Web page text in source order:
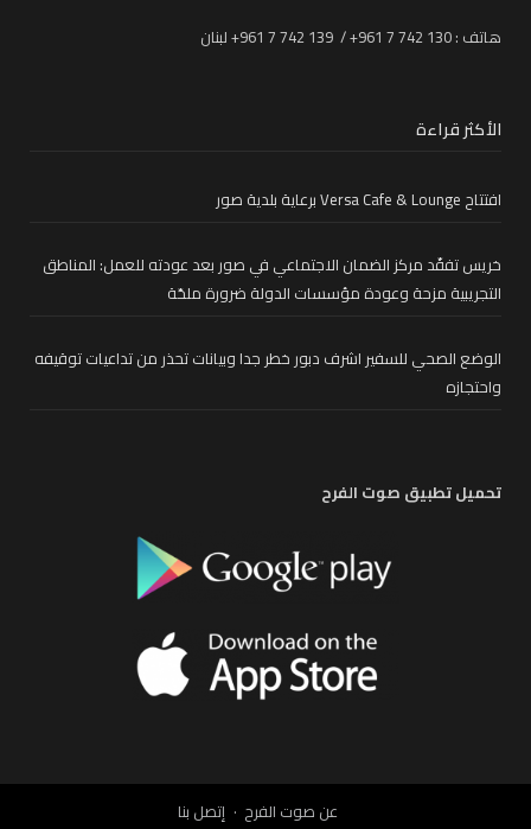
هاتف : 130 742 7 961+ / 139 742 7 961+ لبنان
الأكثر قراءة
افتتاح Versa Cafe & Lounge برعاية بلدية صور
خريس تفقّد مركز الضمان الاجتماعي في صور بعد عودته للعمل: المناطق
التجريبية مزحة وعودة مؤسسات الدولة ضرورة ملحّة
الوضع الصحي للسفير اشرف دبور خطر جدا وبيانات تحذر من تداعيات توقيفه
واحتجازه
تحميل تطبيق صوت الفرح
عن صوت الفرح إتصل بنا